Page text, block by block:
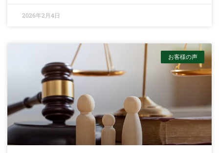
2026年2月4日
お客様の声